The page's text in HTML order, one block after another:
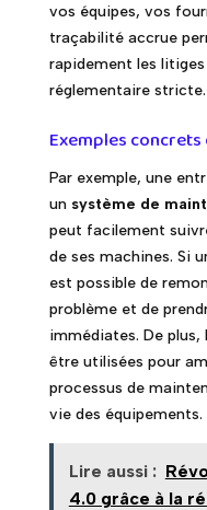
vos équipes, vos
traçabilité accrue
rapidement les
réglementaire stricte.
Exemples
Par exemple, une
un système de
peut facilement
de ses machines. Si
est possible de
problème et de
immédiates. De
être utilisées pour
processus de
vie des équipements.
Lire aussi :
4.0 grâce à la